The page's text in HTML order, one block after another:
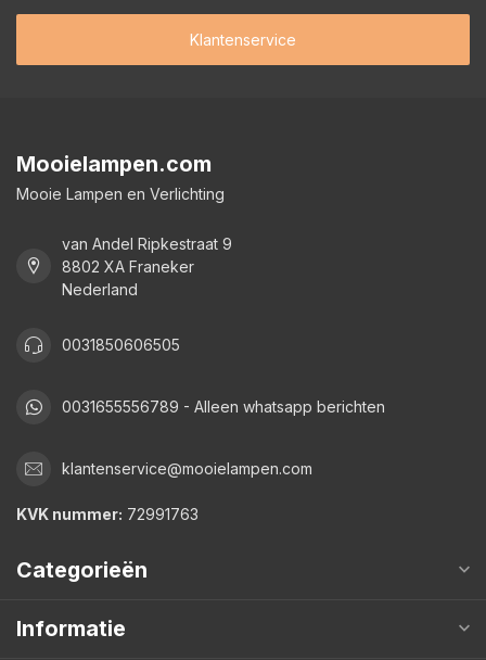
Klantenservice
Mooielampen.com
Mooie Lampen en Verlichting
van Andel Ripkestraat 9
8802 XA Franeker
Nederland
0031850606505
0031655556789 - Alleen whatsapp berichten
klantenservice@mooielampen.com
KVK nummer: 72991763
Categorieën
Informatie